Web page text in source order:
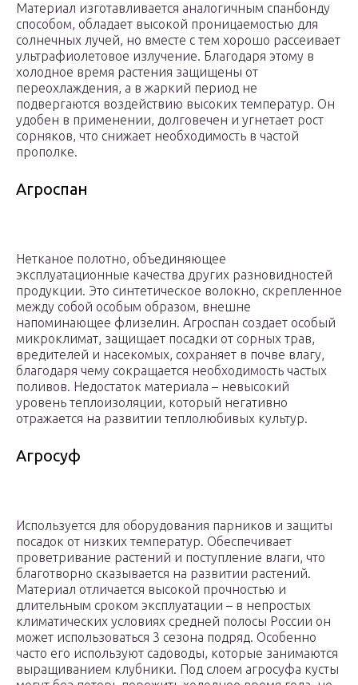
Материал изготавливается аналогичным спанбонду
способом, обладает высокой проницаемостью для
солнечных лучей, но вместе с тем хорошо рассеивает
ультрафиолетовое излучение. Благодаря этому в
холодное время растения защищены от
переохлаждения, а в жаркий период не
подвергаются воздействию высоких температур. Он
удобен в применении, долговечен и угнетает рост
сорняков, что снижает необходимость в частой
прополке.
Агроспан
Нетканое полотно, объединяющее
эксплуатационные качества других разновидностей
продукции. Это синтетическое волокно, скрепленное
между собой особым образом, внешне
напоминающее флизелин. Агроспан создает особый
микроклимат, защищает посадки от сорных трав,
вредителей и насекомых, сохраняет в почве влагу,
благодаря чему сокращается необходимость частых
поливов. Недостаток материала – невысокий
уровень теплоизоляции, который негативно
отражается на развитии теплолюбивых культур.
Агросуф
Используется для оборудования парников и защиты
посадок от низких температур. Обеспечивает
проветривание растений и поступление влаги, что
благотворно сказывается на развитии растений.
Материал отличается высокой прочностью и
длительным сроком эксплуатации – в непростых
климатических условиях средней полосы России он
может использоваться 3 сезона подряд. Особенно
часто его используют садоводы, которые занимаются
выращиванием клубники. Под слоем агросуфа кусты